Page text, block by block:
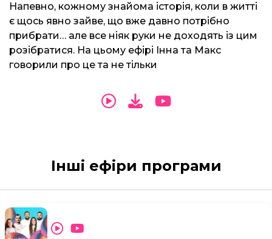
Напевно, кожному знайома історія, коли в житті
є щось явно зайве, що вже давно потрібно
прибрати… але все ніяк руки не доходять із цим
розібратися. На цьому ефірі Інна та Макс
говорили про це та не тільки
Інші ефіри програми